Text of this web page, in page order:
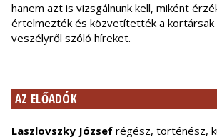
hanem azt is vizsgálnunk kell, miként
értelmezték és közvetítették a kortársak
veszélyről szóló híreket.
AZ ELŐADÓK
Laszlovszky József régész, történész,